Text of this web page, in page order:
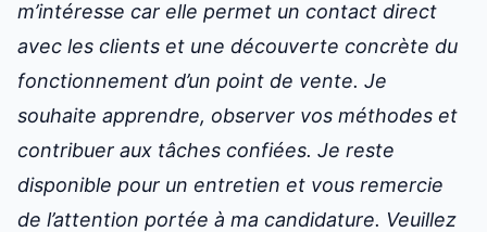
m’intéresse car elle permet un contact direct
avec les clients et une découverte concrète du
fonctionnement d’un point de vente. Je
souhaite apprendre, observer vos méthodes et
contribuer aux tâches confiées. Je reste
disponible pour un entretien et vous remercie
de l’attention portée à ma candidature. Veuillez